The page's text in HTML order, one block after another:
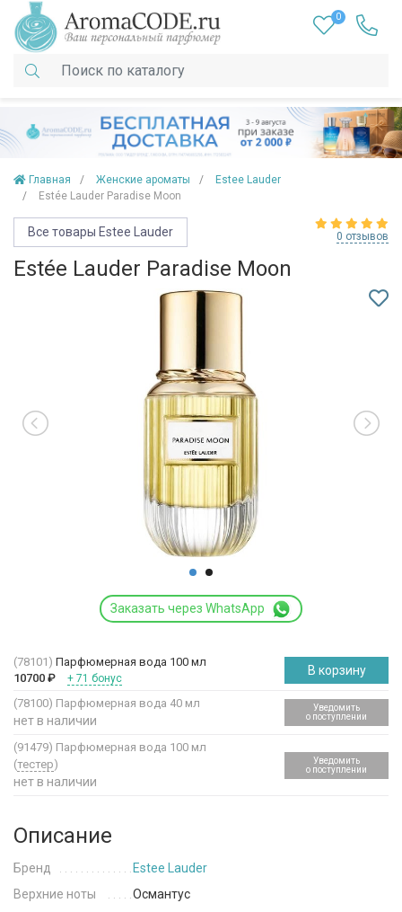
0
Главная Женские ароматы
Estee Lauder
Estée Lauder Paradise Moon
Все товары Estee Lauder 0 отзывов
Estée Lauder Paradise Moon
Заказать через WhatsApp
(78101) Парфюмерная вода 100 мл
10700 ₽ + 71 бонус
В корзину
(78100) Парфюмерная вода 40 мл
нет в наличии
Уведомить
о поступлении
(91479) Парфюмерная вода 100 мл
(тестер)
нет в наличии
Уведомить
о поступлении
Описание
Бренд
Estee Lauder
Верхние ноты
Османтус